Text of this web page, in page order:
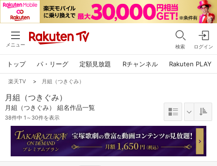
メニュー 検索 ログイン
トップ パ・リーグ 定額見放題 Rチャンネル Rakuten PLAY
楽天TV > 月組（つきぐみ）
月組（つきぐみ）
月組（つきぐみ） 組名作品一覧
38件中 1～30件を表示